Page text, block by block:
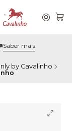
Saber mais
by Cavalinho